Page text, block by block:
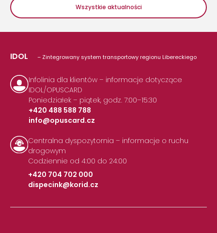
Wszystkie aktualności
IDOL – Zintegrowany system transportowy regionu Libereckiego
Infolinia dla klientów – informacje dotyczące
IDOL/OPUSCARD
Poniedziałek – piątek, godz. 7:00–15:30
+420 488 588 788
|
info@opuscard.cz
Centralna dyspozytornia – informacje o ruchu
drogowym
Codziennie od 4:00 do 24:00
+420 704 702 000
|
dispecink@korid.cz